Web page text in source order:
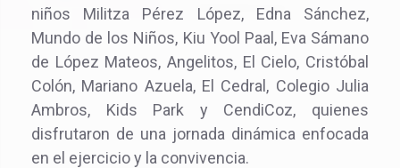
niños Militza Pérez López, Edna Sánchez,
Mundo de los Niños, Kiu Yool Paal, Eva Sámano
de López Mateos, Angelitos, El Cielo, Cristóbal
Colón, Mariano Azuela, El Cedral, Colegio Julia
Ambros, Kids Park y CendiCoz, quienes
disfrutaron de una jornada dinámica enfocada
en el ejercicio y la convivencia.